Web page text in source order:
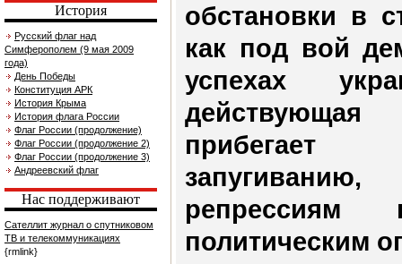
История
Русский флаг над
Симферополем (9 мая 2009
года)
День Победы
Конституция АРК
История Крыма
История флага России
Флаг России (продолжение)
Флаг России (продолжение 2)
Флаг России (продолжение 3)
Андреевский флаг
Нас поддерживают
Сателлит журнал о спутниковом
ТВ и телекоммуникациях
{rmlink}
обстановки в
как под вой
успехах
прибегает
политическим